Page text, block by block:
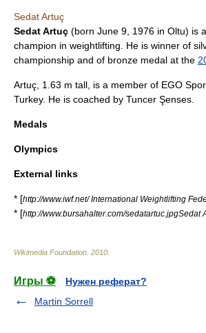
Sedat Artuç
Sedat Artuç (born June 9 1976 in Oltu) is a
champion in weightlifting . He is winner of
championship and of bronze medal at the
Artuç, 1.63 m tall, is a member of EGO
Turkey. He is coached by Tuncer Şenses.
Medals
Olympics
External links
* [http://www.iwf.net/ International Weightlifting
* [http://www.bursahalter.com/sedatartuc.jpgSedat
Wikimedia Foundation 2010
Игры ⚽
Нужен реферат?
Martin Sorrell